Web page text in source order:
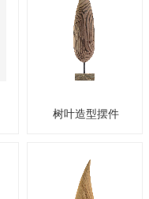
树叶造型摆件